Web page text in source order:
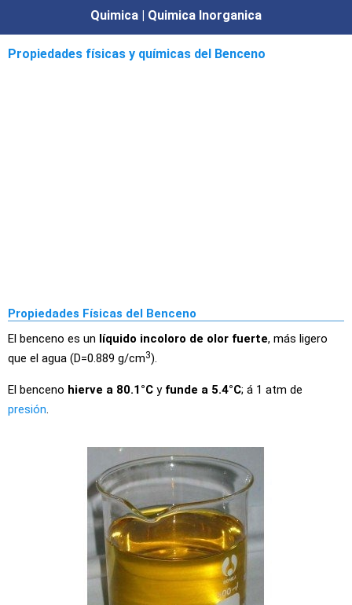
Quimica | Quimica Inorganica
Propiedades físicas y químicas del Benceno
Propiedades Físicas del Benceno
El benceno es un líquido incoloro de olor fuerte, más ligero
que el agua (D=0.889 g/cm3).
El benceno hierve a 80.1°C y funde a 5.4°C; á 1 atm de
presión.